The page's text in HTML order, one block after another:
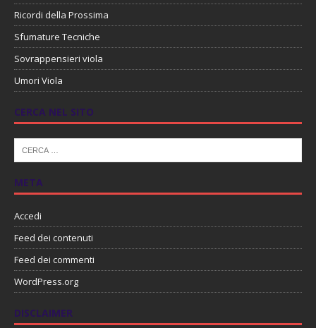
Ricordi della Prossima
Sfumature Tecniche
Sovrappensieri viola
Umori Viola
CERCA NEL SITO
META
Accedi
Feed dei contenuti
Feed dei commenti
WordPress.org
DISCLAIMER